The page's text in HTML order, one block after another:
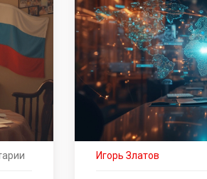
Игорь Златов